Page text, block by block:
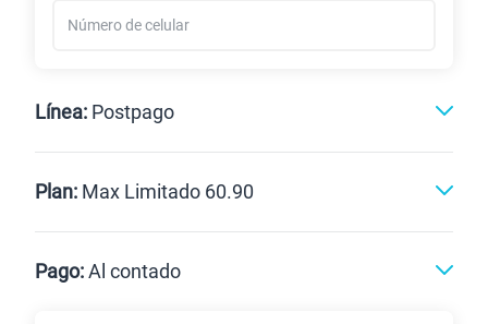
Línea: Postpago
Postpago
Plan: Max Limitado 60.90
Pago:Al contado